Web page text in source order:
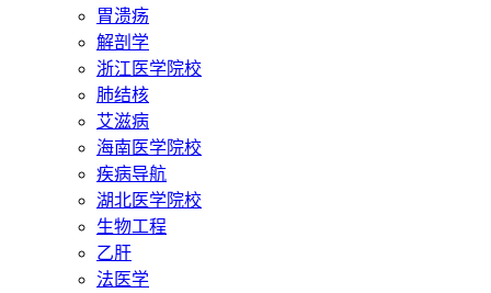
胃溃疡
解剖学
浙江医学院校
肺结核
艾滋病
海南医学院校
疾病导航
湖北医学院校
生物工程
乙肝
法医学